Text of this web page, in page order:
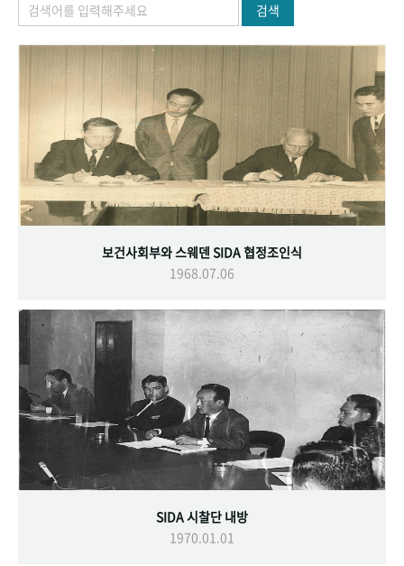
VR 역사관 검색
보건사회부와 스웨덴 SIDA 협정조인식
1968.07.06
SIDA 시찰단 내방
1970.01.01